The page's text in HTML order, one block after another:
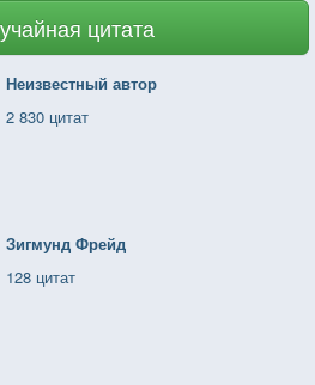
цитата
Неизвестный автор
2 830 цитат
Зигмунд Фрейд
128 цитат